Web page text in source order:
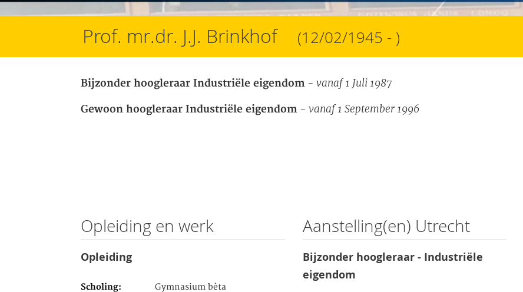
Prof. mr.dr. J.J. Brinkhof (12/02/1945 - )
Bijzonder hoogleraar Industriële eigendom - vanaf 1 Juli 1987
Gewoon hoogleraar Industriële eigendom - vanaf 1 September 1996
Opleiding en werk
Opleiding
Scholing Gymnasium bèta
Aanstelling(en) Utrecht
Bijzonder hoogleraar - Industriële
eigendom